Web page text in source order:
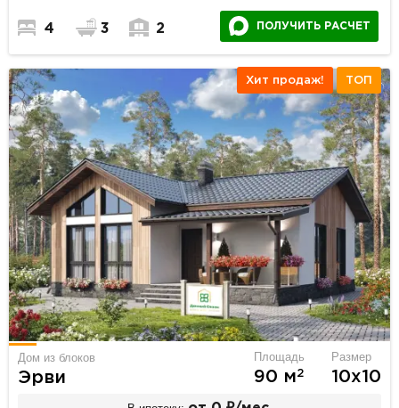
4 3 2 ПОЛУЧИТЬ РАСЧЕТ
Хит продаж! ТОП
Дом из блоков
Эрви
Площадь
90 м2
Размер
10х10